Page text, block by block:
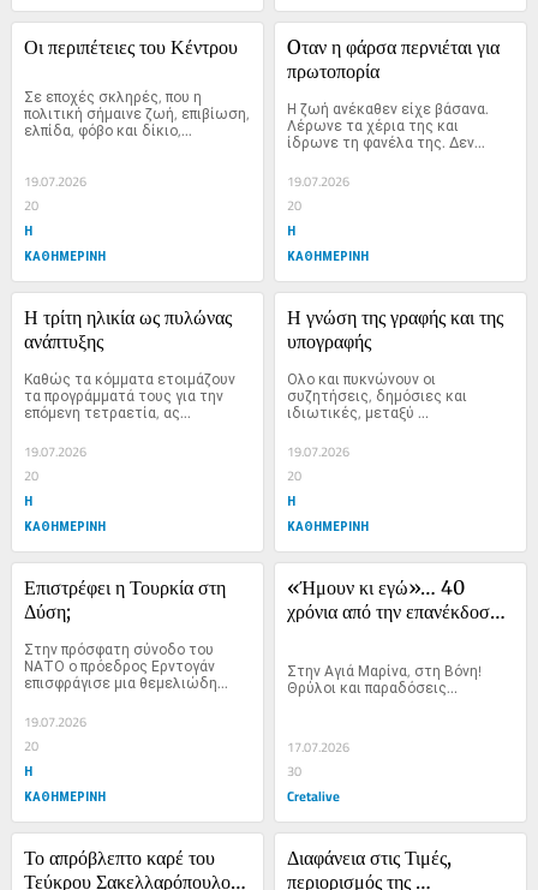
Οι περιπέτειες του Κέντρου
Σε εποχές σκληρές, που η
πολιτική σήμαινε ζωή, επιβίωση,
ελπίδα, φόβο και δίκιο,...
19.07.2026
20
Η
ΚΑΘΗΜΕΡΙΝΗ
Oταν η φάρσα περνιέται για
πρωτοπορία
Η ζωή ανέκαθεν είχε βάσανα.
Λέρωνε τα χέρια της και
ίδρωνε τη φανέλα της. Δεν...
19.07.2026
20
Η
ΚΑΘΗΜΕΡΙΝΗ
Η τρίτη ηλικία ως πυλώνας
ανάπτυξης
Καθώς τα κόμματα ετοιμάζουν
τα προγράμματά τους για την
επόμενη τετραετία, ας...
19.07.2026
20
Η
ΚΑΘΗΜΕΡΙΝΗ
Η γνώση της γραφής και της
υπογραφής
Ολο και πυκνώνουν οι
συζητήσεις, δημόσιες και
ιδιωτικές, μεταξύ
πανεπιστημιακών...
19.07.2026
20
Η
ΚΑΘΗΜΕΡΙΝΗ
Επιστρέφει η Τουρκία στη
Δύση;
Στην πρόσφατη σύνοδο του
ΝΑΤΟ ο πρόεδρος Ερντογάν
επισφράγισε μια θεμελιώδη...
19.07.2026
20
Η
ΚΑΘΗΜΕΡΙΝΗ
«Ήμουν κι εγώ»… 40
χρόνια από την επανέκδοση
Στην Αγιά Μαρίνα, στη Βόνη!
Θρύλοι και παραδόσεις…
17.07.2026
30
Cretalive
Το απρόβλεπτο καρέ του
Τεύκρου Σακελλαρόπουλου:
Διαφάνεια στις Τιμές,
περιορισμός της